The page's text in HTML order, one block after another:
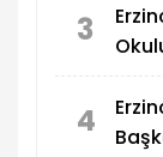
3
4